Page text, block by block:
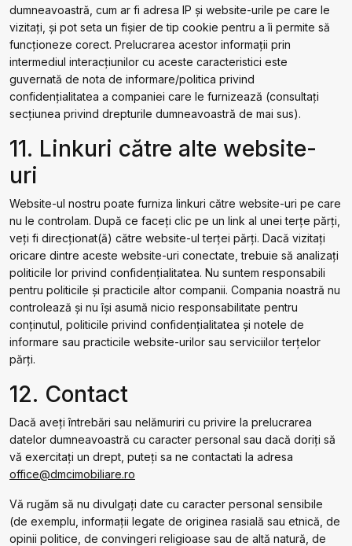
dumneavoastră, cum ar fi adresa IP și website-urile pe care le
vizitați, și pot seta un fișier de tip cookie pentru a îi permite să
funcționeze corect. Prelucrarea acestor informații prin
intermediul interacțiunilor cu aceste caracteristici este
guvernată de nota de informare/politica privind
confidențialitatea a companiei care le furnizează (consultați
secțiunea privind drepturile dumneavoastră de mai sus).
11. Linkuri către alte website-
uri
Website-ul nostru poate furniza linkuri către website-uri pe care
nu le controlam. După ce faceți clic pe un link al unei terțe părți,
veți fi direcționat(ă) către website-ul terței părți. Dacă vizitați
oricare dintre aceste website-uri conectate, trebuie să analizați
politicile lor privind confidențialitatea. Nu suntem responsabili
pentru politicile și practicile altor companii. Compania noastră nu
controlează și nu își asumă nicio responsabilitate pentru
conținutul, politicile privind confidențialitatea și notele de
informare sau practicile website-urilor sau serviciilor terțelor
părți.
12. Contact
Dacă aveți întrebări sau nelămuriri cu privire la prelucrarea
datelor dumneavoastră cu caracter personal sau dacă doriți să
vă exercitați un drept, puteți sa ne contactati la adresa
office@dmcimobiliare.ro
Vă rugăm să nu divulgați date cu caracter personal sensibile
(de exemplu, informații legate de originea rasială sau etnică, de
opinii politice, de convingeri religioase sau de altă natură, de